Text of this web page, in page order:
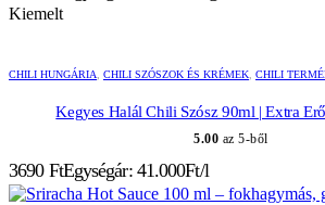
Kiemelt
CHILI HUNGÁRIA, CHILI SZÓSZOK ÉS KRÉMEK, CHILI
Kegyes Halál Chili Szósz 90ml | Extra
5.00 az 5-ből
3690 FtEgységár: 41.000Ft/l